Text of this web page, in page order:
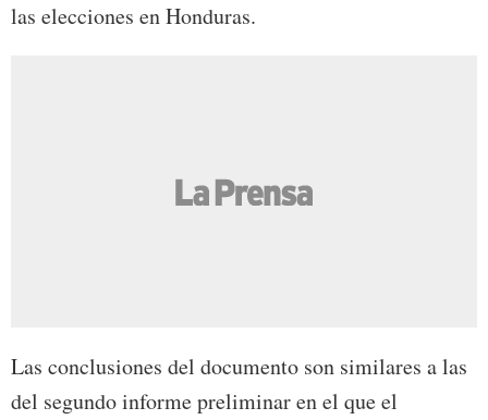
las elecciones en Honduras.
Las conclusiones del documento son similares a las
del segundo informe preliminar en el que el